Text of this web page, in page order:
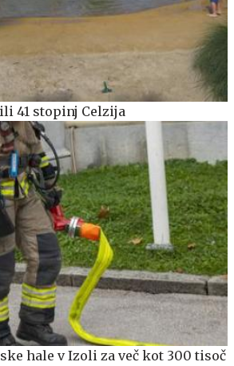
41 stopinj Celzija
hale v Izoli za več kot 300 tisoč